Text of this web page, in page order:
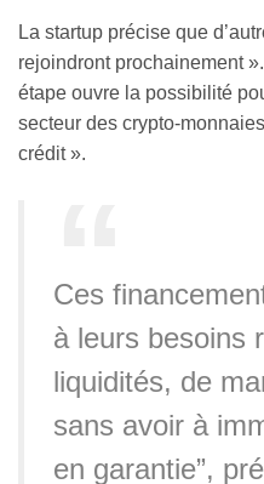
La startup précise que
rejoindront prochainement
étape ouvre la possibilité
secteur des crypto-
crédit ».
Ces
à leurs besoins
liquidités, de
sans avoir à
en garantie”,